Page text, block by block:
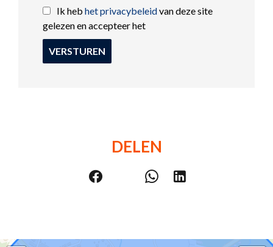
Ik heb het privacybeleidvan deze site
gelezen en accepteer het
VERSTUREN
DELEN